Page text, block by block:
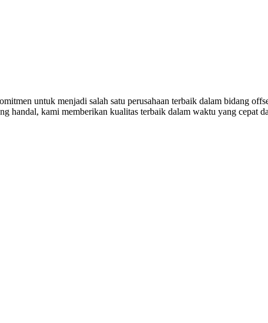
untuk menjadi salah satu perusahaan terbaik dalam bidang
handal, kami memberikan kualitas terbaik dalam waktu yang cepat